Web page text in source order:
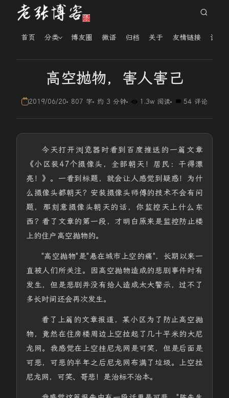
首页 分类 博友圈 微语 归档 关于 友情链接 读者
高空抛物，害人害己
2019/06/20 807 字 约 3 分钟 1.3w 阅读 54 评论
今天打开浏览器时看到百度推送的一篇文章
《小区装47个摄像头，全部朝天！居民：干得漂
亮！》。一看到标题，就会让人感觉到疑惑！为什
么摄像头都朝天？安装摄像头师傅的技术不会有问
题，那刻意摄像头朝天的话，你监控天上什么东
西？看了文章的第一段，才明白原来是监控防止楼
上的住户高空抛物的。
"高空抛物"是"悬在城市上空的痛"，长期以来一
直被人们所关注。因高空抛物造成的悲剧事件时有
发生，但是悲剧并没有给人造成太大警示，过不了
多长时间还会再次发生。
看了上篇的文章报道，某小区为了防止高空抛
物，竟然在住房楼周边上空拉起了几十平米的大尼
龙网。我感觉在上空挂尼龙网是可笑，但是后面是
可悲，可悲的半年之后尼龙网布满了垃圾。上空拉
尼龙网，可笑、哥悲！是治标不治本。